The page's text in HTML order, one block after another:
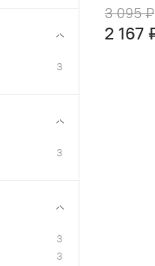
3 095 ₽
2 167
3
3
3
3